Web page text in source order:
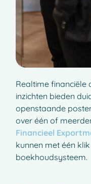
Realtime financiële
inzichten bieden
openstaande
over één of
Financieel
kunnen met één
boekhoudsysteem.